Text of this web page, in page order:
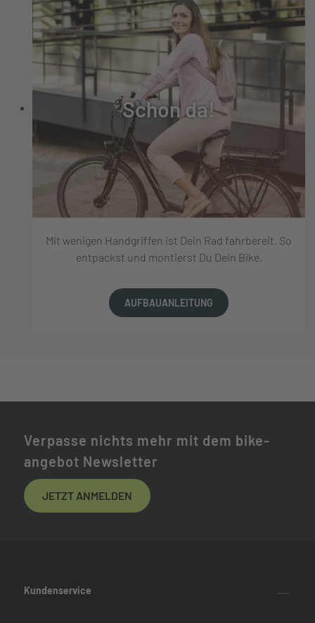
Schon da!
Mit wenigen Handgriffen ist Dein Rad fahrbereit. So
entpackst und montierst Du Dein Bike.
AUFBAUANLEITUNG
Verpasse nichts mehr mit dem bike-
angebot Newsletter
JETZT ANMELDEN
Kundenservice